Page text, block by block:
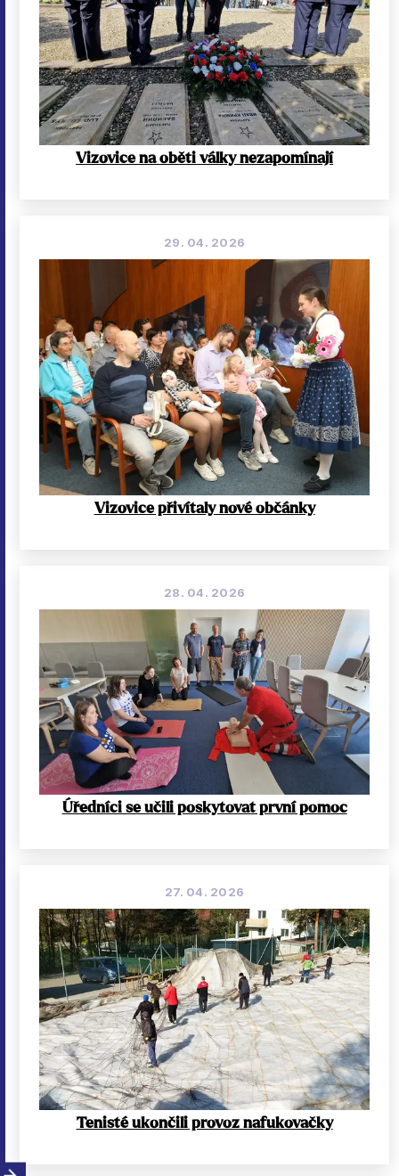
Vizovice na oběti války nezapomínají
29. 04. 2026
Vizovice přivítaly nové občánky
28. 04. 2026
Úředníci se učili poskytovat první pomoc
27. 04. 2026
Tenisté ukončili provoz nafukovačky